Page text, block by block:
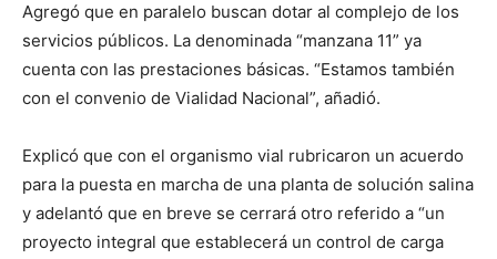
Agregó que en paralelo buscan dotar al complejo de los
servicios públicos. La denominada “manzana 11” ya
cuenta con las prestaciones básicas. “Estamos también
con el convenio de Vialidad Nacional”, añadió.
Explicó que con el organismo vial rubricaron un acuerdo
para la puesta en marcha de una planta de solución salina
y adelantó que en breve se cerrará otro referido a “un
proyecto integral que establecerá un control de carga